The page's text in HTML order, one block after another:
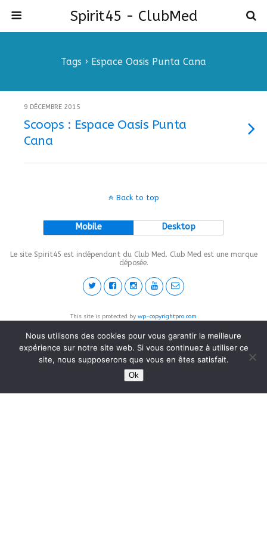
Spirit45 - ClubMed
Tags › Espace Oasis Punta Cana
9 DÉCEMBRE 2015
Scoops : Espace Oasis Punta
Cana
Back to top
Mobile Desktop
Le site Spirit45 est indépendant du Club Med. Club Med est une marque
déposée.
This site is protected by wp-copyrightpro.com
Nous utilisons des cookies pour vous garantir la meilleure
expérience sur notre site web. Si vous continuez à utiliser ce
site, nous supposerons que vous en êtes satisfait.
Ok